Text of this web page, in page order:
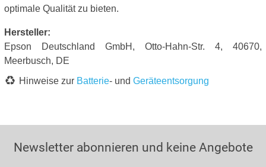
optimale Qualität zu bieten.
Hersteller:
Epson Deutschland GmbH, Otto-Hahn-Str. 4, 40670,
Meerbusch, DE
Hinweise zur Batterie- und Geräteentsorgung
Newsletter abonnieren und keine Angebote